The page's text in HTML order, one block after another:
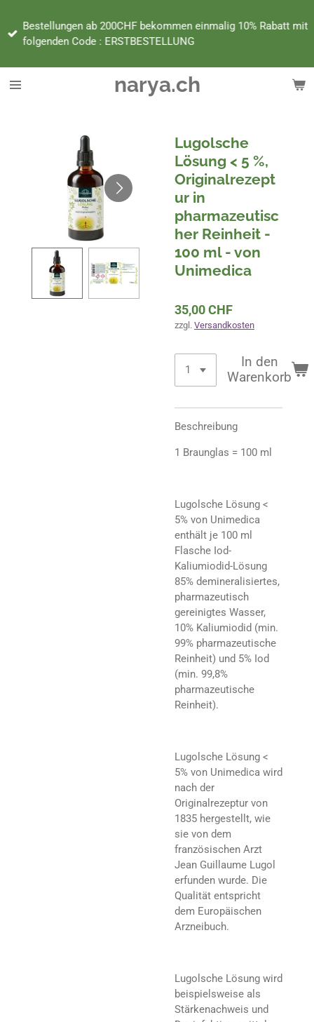
Hauptinhalt
springen
narya.ch
Bestellungen ab 200CHF bekommen einmalig 10% Rabatt mit
folgenden Code : ERSTBESTELLUNG
Lugolsche
Lösung < 5 %,
Originalrezept
ur in
pharmazeutisc
her Reinheit -
100 ml - von
Unimedica
35,00 CHF
zzgl. Versandkosten
In den
Warenkorb
Beschreibung
1 Braunglas = 100 ml
Lugolsche Lösung <
5% von Unimedica
enthält je 100 ml
Flasche Iod-
Kaliumiodid-Lösung
85% demineralisiertes,
pharmazeutisch
gereinigtes Wasser,
10% Kaliumiodid (min.
99% pharmazeutische
Reinheit) und 5% Iod
(min. 99,8%
pharmazeutische
Reinheit).
Lugolsche Lösung <
5% von Unimedica wird
nach der
Originalrezeptur von
1835 hergestellt, wie
sie von dem
französischen Arzt
Jean Guillaume Lugol
erfunden wurde. Die
Qualität entspricht
dem Europäischen
Arzneibuch.
Lugolsche Lösung wird
beispielsweise als
Stärkenachweis und